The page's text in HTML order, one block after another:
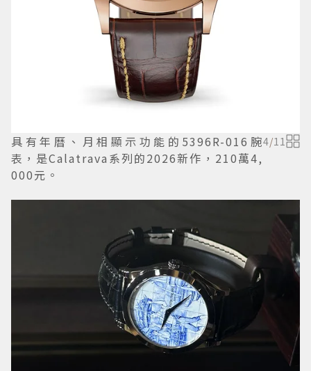
具有年曆、月相顯示功能的5396R-016腕
表，是Calatrava系列的2026新作，210萬4,
000元。
4/11